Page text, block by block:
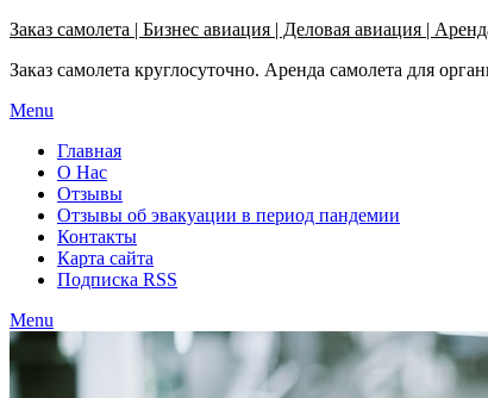
Заказ самолета | Бизнес авиация | Деловая авиация |
Заказ самолета круглосуточно. Аренда самолета для
Menu
Главная
О Нас
Отзывы
Отзывы об эвакуации в период пандемии
Контакты
Карта сайта
Подписка RSS
Menu